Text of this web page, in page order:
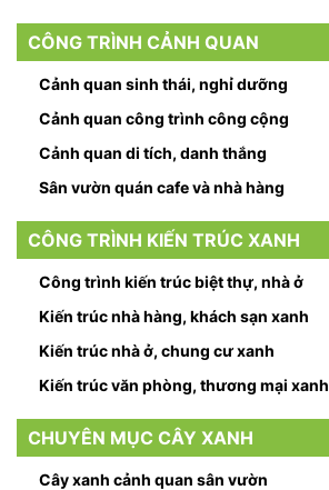
CÔNG TRÌNH CẢNH QUAN
Cảnh quan sinh thái, nghỉ dưỡng
Cảnh quan công trình công cộng
Cảnh quan di tích, danh thắng
Sân vườn quán cafe và nhà hàng
CÔNG TRÌNH KIẾN TRÚC XANH
Công trình kiến trúc biệt thự, nhà ở
Kiến trúc nhà hàng, khách sạn xanh
Kiến trúc nhà ở, chung cư xanh
Kiến trúc văn phòng, thương mại xanh
CHUYÊN MỤC CÂY XANH
Cây xanh cảnh quan sân vườn